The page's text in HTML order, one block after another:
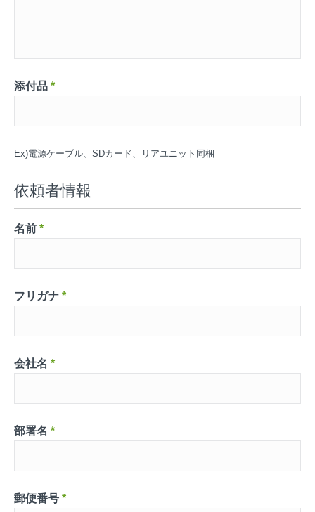
添付品 *
Ex)電源ケーブル、SDカード、リアユニット同梱
依頼者情報
名前 *
フリガナ *
会社名 *
部署名 *
郵便番号 *